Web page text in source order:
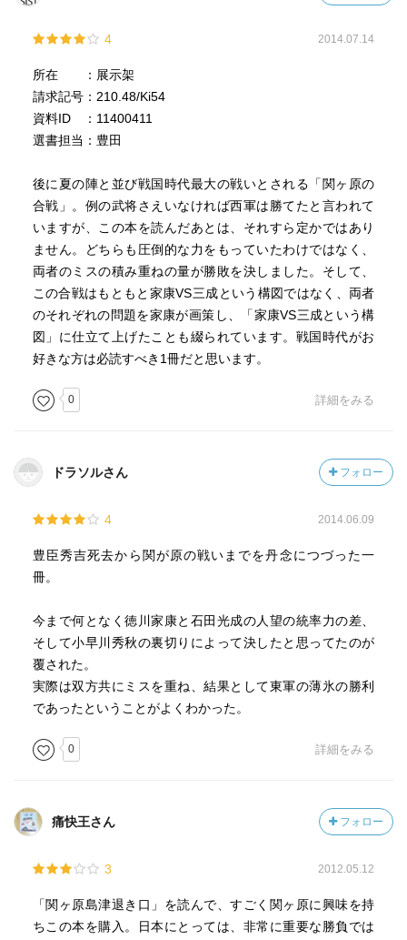
4 2014.07.14
所在 ：展示架
請求記号：210.48/Ki54
資料ID ：11400411
選書担当：豊田
後に夏の陣と並び戦国時代最大の戦いとされる「関ヶ原の
合戦」。例の武将さえいなければ西軍は勝てたと言われて
いますが、この本を読んだあとは、それすら定かではあり
ません。どちらも圧倒的な力をもっていたわけではなく、
両者のミスの積み重ねの量が勝敗を決しました。そして、
この合戦はもともと家康VS三成という構図ではなく、両者
のそれぞれの問題を家康が画策し、「家康VS三成という構
図」に仕立て上げたことも綴られています。戦国時代がお
好きな方は必読すべき1冊だと思います。
0 詳細をみる
ドラソルさん フォロー
4 2014.06.09
豊臣秀吉死去から関が原の戦いまでを丹念につづった一
冊。
今まで何となく徳川家康と石田光成の人望の統率力の差、
そして小早川秀秋の裏切りによって決したと思ってたのが
覆された。
実際は双方共にミスを重ね、結果として東軍の薄氷の勝利
であったということがよくわかった。
0 詳細をみる
痛快王さん フォロー
3 2012.05.12
「関ヶ原島津退き口」を読んで、すごく関ヶ原に興味を持
ちこの本を購入。日本にとっては、非常に重要な勝負では